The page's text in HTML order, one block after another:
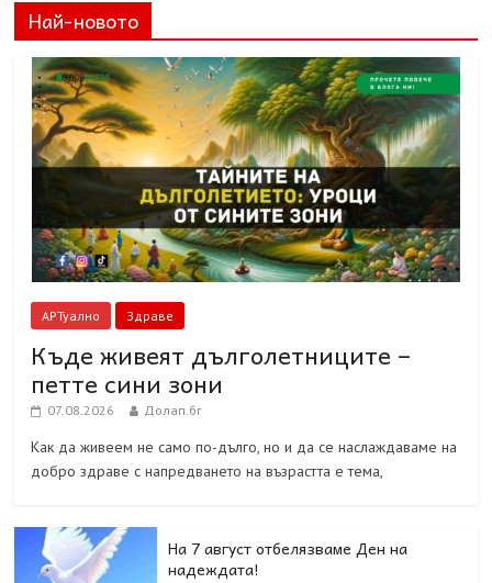
Най-новото
АРТуално Здраве
Къде живеят дълголетниците –
петте сини зони
07.08.2026 Долап.бг
Как да живеем не само по-дълго, но и да се наслаждаваме на
добро здраве с напредването на възрастта е тема,
На 7 август отбелязваме Ден на
надеждата!